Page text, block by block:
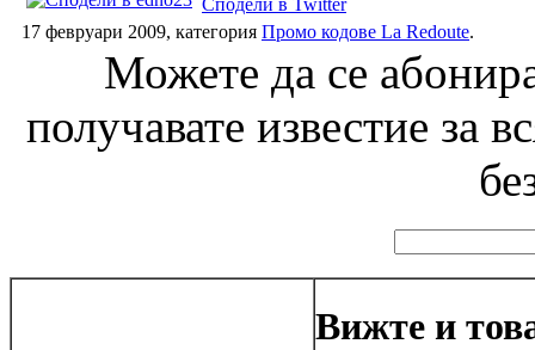
Сподели в Twitter
17 февруари 2009, категория Промо кодове La Redoute.
Можете да се
получавате известие за
Вижте и